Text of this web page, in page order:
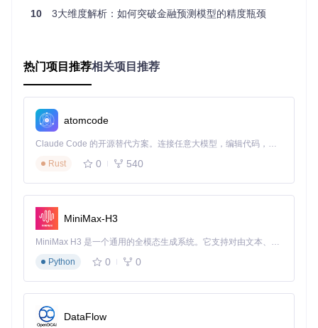
输入维
度
模型大
小
~256K参数 ~2M参数
上下文
窗口
级
bits=8)
大小
~65,000 ~1,048,576
训练数
据
训练轮
10 3大维度解析：如何突破金融预测模型的精度瓶颈
热门项目推荐相关项目推荐
atomcode
Claude Code 的开源替代方案。连接任意大模型，编辑代码，运行命令，自动验证 — 全自动执行。用 Rust 构建，极致性能。 ｜ An open-source alternative to Claude Code. Connect any LLM, edit code, run commands, and verify changes — autonomously. Built in Rust for speed. Get Started
Rust
0 540
MiniMax-H3
MiniMax H3 是一个通用的全模态生成系统。它支持对由文本、图像、视频和音频组成的多模态上下文进行统一理解，并能生成分辨率高达 2K、时长可达 15 秒的带原生立体声音频的视频。得益于面向任务泛化的系统设计，H3 在预训练阶段就已具备广泛的多模态上下文理解与生成能力，能够出色地执行复杂的多模态指令。
Python
0 0
DataFlow